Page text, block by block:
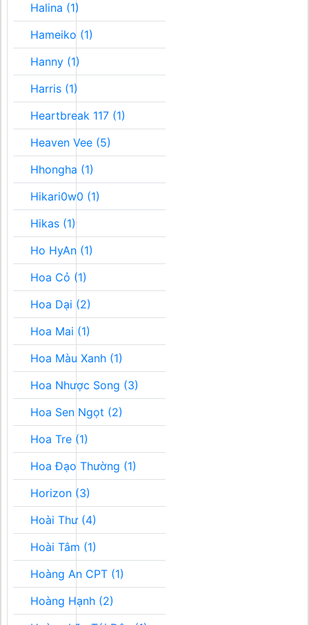
Halina (1)
Hameiko (1)
Hanny (1)
Harris (1)
Heartbreak 117 (1)
Heaven Vee (5)
Hhongha (1)
Hikari0w0 (1)
Hikas (1)
Ho HyAn (1)
Hoa Cỏ (1)
Hoa Dại (2)
Hoa Mai (1)
Hoa Màu Xanh (1)
Hoa Nhược Song (3)
Hoa Sen Ngọt (2)
Hoa Tre (1)
Hoa Đạo Thường (1)
Horizon (3)
Hoài Thư (4)
Hoài Tâm (1)
Hoàng An CPT (1)
Hoàng Hạnh (2)